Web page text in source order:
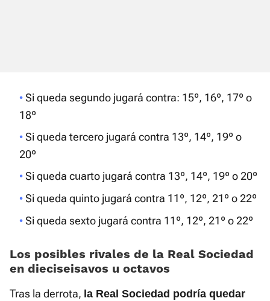
Si queda segundo jugará contra: 15º, 16º, 17º o
18º
Si queda tercero jugará contra 13º, 14º, 19º o
20º
Si queda cuarto jugará contra 13º, 14º, 19º o 20º
Si queda quinto jugará contra 11º, 12º, 21º o 22º
Si queda sexto jugará contra 11º, 12º, 21º o 22º
Los posibles rivales de la Real Sociedad
en dieciseisavos u octavos
Tras la derrota, la Real Sociedad podría quedar